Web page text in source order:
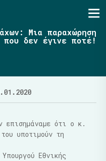
Μια παραχώρηση
που δεν έγινε ποτέ!
επισημάναμε ότι ο κ.
υποτιμούν τη
Εθνικής